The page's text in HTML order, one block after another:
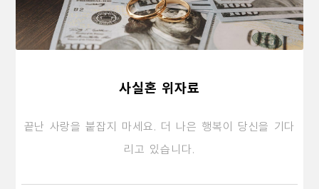
사실혼 위자료
끝난 사랑을 붙잡지 마세요. 더 나은 행복이 당신을 기다
리고 있습니다.